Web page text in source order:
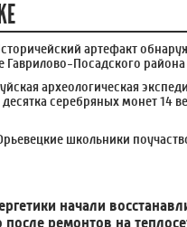
артефакт
Посадского района
археологическая
серебряных монет 14
школьники
начали
после ремонтов на